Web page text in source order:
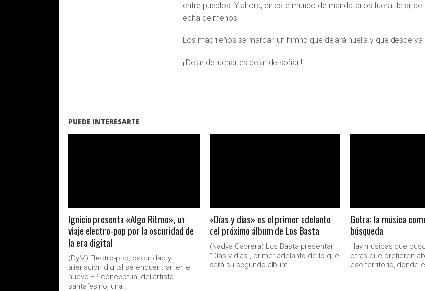
entre pueblos. Y ahora, en este mundo de mandatarios fuera de sí, se
echa de menos.
Los madrileños se marcan un himno que dejará huella y que desde
¡¡Dejar de luchar es dejar de soñar!!
PUEDE INTERESARTE
Ignicio presenta «Algo Ritmo», un
viaje electro-pop por la oscuridad de
la era digital
(DyM) Electro-pop, oscuridad y
alienación digital se encuentran en el
nuevo EP conceptual del artista
santafesino, una...
«Días y días» es el primer adelanto
del próximo álbum de Los Basta
(Nadya Cabrera) Los Basta presentan
“Días y días”, primer adelanto de lo que
será su segundo álbum...
Gotra: la música
búsqueda
Hay músicas que
otras que prefieren
ese territorio, donde